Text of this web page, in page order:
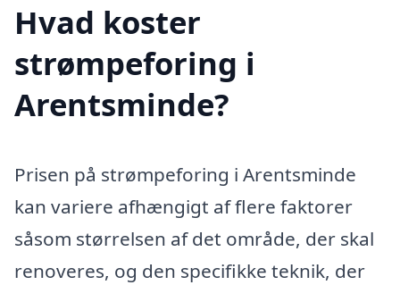
Hvad koster
strømpeforing i
Arentsminde?
Prisen på strømpeforing i Arentsminde
kan variere afhængigt af flere faktorer
såsom størrelsen af det område, der skal
renoveres, og den specifikke teknik, der